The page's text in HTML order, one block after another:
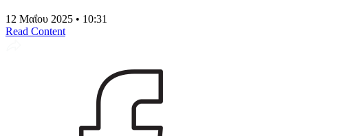
12 Μαΐου 2025 • 10:31
Read Content